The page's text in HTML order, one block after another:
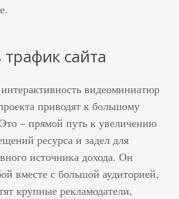
сайта
видеоминиатюр
приводят к большому
– прямой путь к увеличению
ресурса и задел для
источника дохода. Он
вместе с большой аудиторией,
крупные рекламодатели,